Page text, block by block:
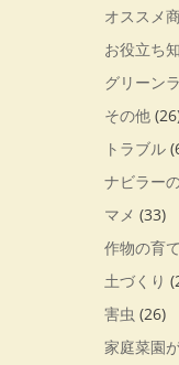
オススメ
お役立ち
グリーン
その他
トラブル
ナビラー
マメ (33)
作物の育
土づくり
害虫 (26)
家庭菜園